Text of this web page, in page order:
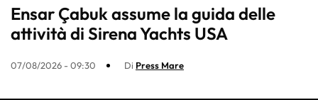
Ensar Çabuk assume la guida delle
attività di Sirena Yachts USA
07/08/2026 - 09:30 Di Press Mare